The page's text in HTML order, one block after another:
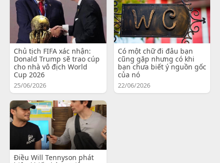
Chủ tịch FIFA xác nhận:
Donald Trump sẽ trao cúp
cho nhà vô địch World
Cup 2026
25/06/2026
Có một chữ đi đâu bạn
cũng gặp nhưng có khi
bạn chưa biết ý nguồn gốc
của nó
22/06/2026
Điều Will Tennyson phát